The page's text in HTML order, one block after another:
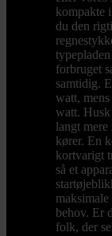
kompakte
du den
forbruget
samtidig.
watt,
watt.
langt
kører. En
kortvarigt
så et
behov. Er
folk, der